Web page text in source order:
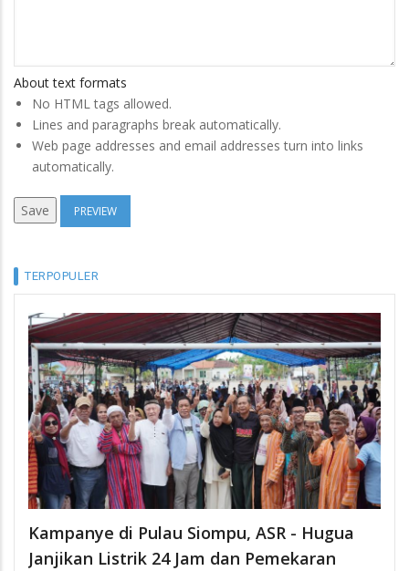
About text formats
No HTML tags allowed.
Lines and paragraphs break automatically.
Web page addresses and email addresses turn into links
automatically.
TERPOPULER
Kampanye di Pulau Siompu, ASR - Hugua
Janjikan Listrik 24 Jam dan Pemekaran